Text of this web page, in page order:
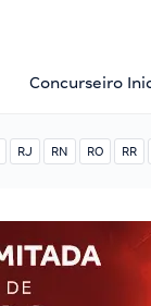
Concurseiro
RJ RN RO RR